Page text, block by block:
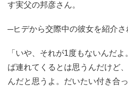
す実父の邦彦さん。
─ヒデから交際中の彼女を紹介さ
「いや、それが1度もないんだ
ば連れてくるとは思うんだけど
んだと思うよ。だいたい付き合